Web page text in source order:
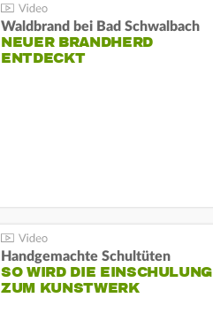
Waldbrand bei Bad Schwalbach
NEUER BRANDHERD
ENTDECKT
Handgemachte Schultüten
SO WIRD DIE EINSCHULUNG
ZUM KUNSTWERK